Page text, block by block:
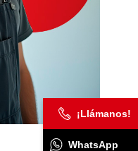
¡Llámanos!
WhatsApp